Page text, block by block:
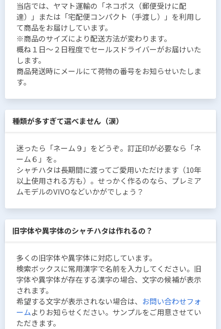
当店では、ヤマト運輸の「ネコポス（郵便受けに配
達）」または「宅配便コンパクト（手渡し）」を利用し
て商品をお届けしています。
※商品のサイズにより配送方法が変わります。
概ね１日〜２日程度でセールスドライバーがお届けいた
します。
商品発送時にメールにて荷物の番号をお知らせいたしま
す。
種類が多すぎて選べません（涙）
迷ったら「ネーム９」をどうぞ。訂正印が必要なら「ネ
ーム６」を。
シャチハタは長期間に渡ってご愛用いただけます（10年
以上使用される方も）。せっかく作るのなら、プレミア
ムモデルのVIVOなどいかがでしょう？
旧字体や異字体のシャチハタは作れるの？
多くの旧字体や異字体に対応しています。
検索ボックスに常用漢字で名前を入力してください。旧
字体や異字体が存在する漢字の場合、文字の候補が表示
されます。
希望する文字が表示されない場合は、 お問い合わせフォ
ームよりお知らせください。サンプルをご用意させてい
ただきます。